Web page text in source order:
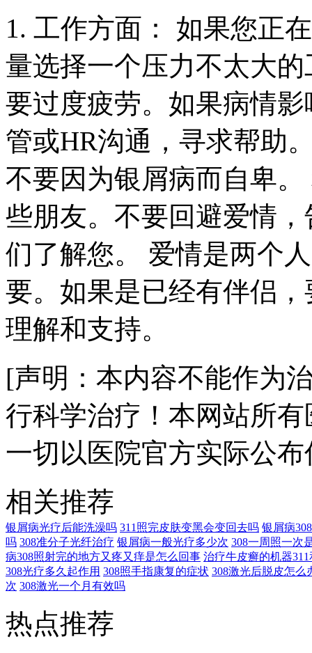
1. 工作方面： 如果您正
量选择一个压力不太大
要过度疲劳。如果病情
管或HR沟通，寻求帮助
不要因为银屑病而自卑
些朋友。不要回避爱情
们了解您。 爱情是两个
要。如果是已经有伴侣
理解和支持。
[声明：本内容不能作为
行科学治疗！本网站所
一切以医院官方实际公
相关推荐
银屑病光疗后能洗澡吗 311照完皮肤变黑会变回去吗 银屑病
吗 308准分子光纤治疗 银屑病一般光疗多少次 308一周照一次
病308照射完的地方又疼又痒是怎么回事 治疗牛皮癣的机器
308光疗多久起作用 308照手指康复的症状 308激光后脱皮怎么
次 308激光一个月有效吗
热点推荐